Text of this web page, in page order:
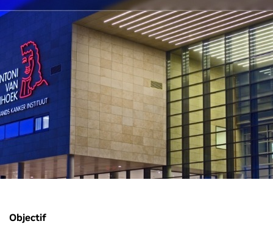
Objectif